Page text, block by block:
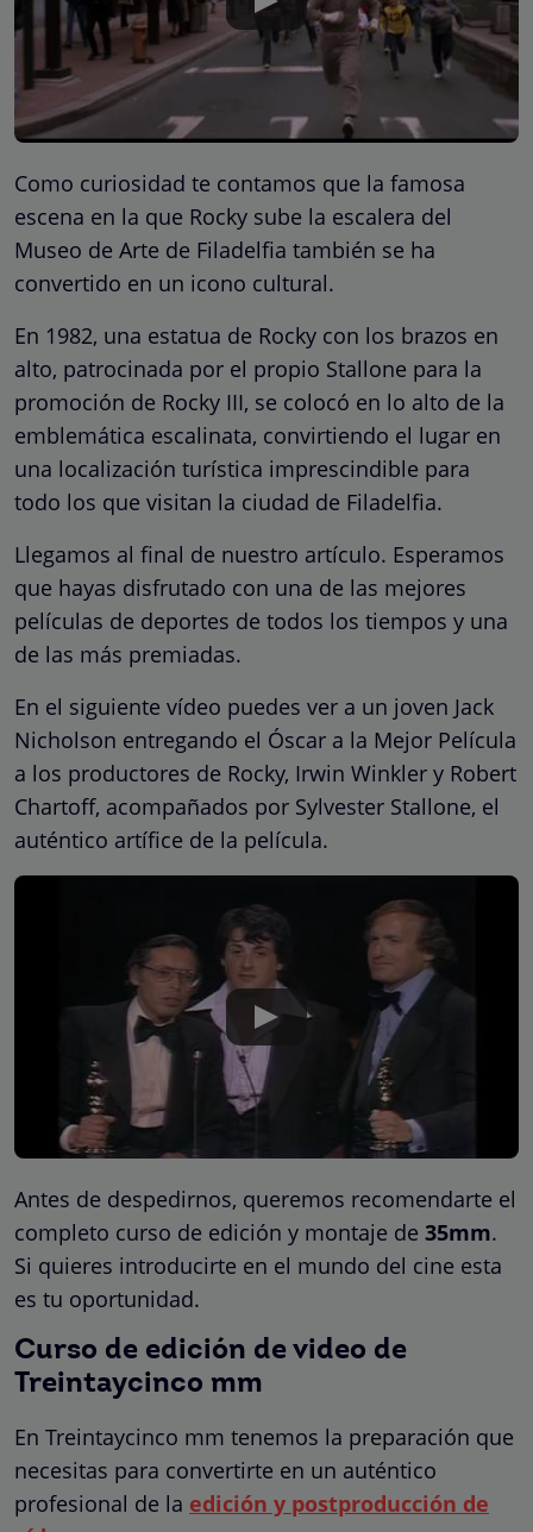
Como curiosidad te contamos que la famosa
escena en la que Rocky sube la escalera del
Museo de Arte de Filadelfia también se ha
convertido en un icono cultural.
En 1982, una estatua de Rocky con los brazos en
alto, patrocinada por el propio Stallone para la
promoción de Rocky III, se colocó en lo alto de la
emblemática escalinata, convirtiendo el lugar en
una localización turística imprescindible para
todo los que visitan la ciudad de Filadelfia.
Llegamos al final de nuestro artículo. Esperamos
que hayas disfrutado con una de las mejores
películas de deportes de todos los tiempos y una
de las más premiadas.
En el siguiente vídeo puedes ver a un joven Jack
Nicholson entregando el Óscar a la Mejor Película
a los productores de Rocky, Irwin Winkler y Robert
Chartoff, acompañados por Sylvester Stallone, el
auténtico artífice de la película.
Antes de despedirnos, queremos recomendarte el
completo curso de edición y montaje de 35mm.
Si quieres introducirte en el mundo del cine esta
es tu oportunidad.
Curso de edición de video de
Treintaycinco mm
En Treintaycinco mm tenemos la preparación que
necesitas para convertirte en un auténtico
profesional de la edición y postproducción de